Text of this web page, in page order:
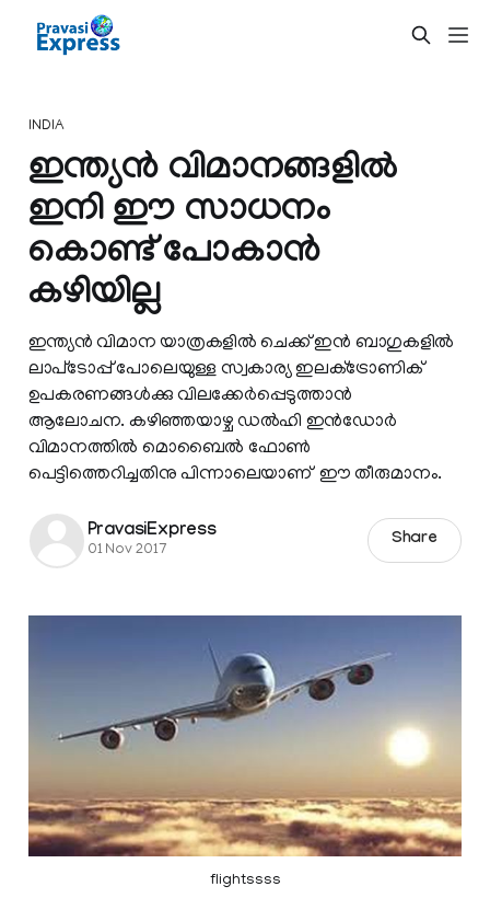
INDIA
ഇന്ത്യന്‍ വിമാനങ്ങളില്‍
ഇനി ഈ സാധനം
കൊണ്ട് പോകാന്‍
കഴിയില്ല
ഇന്ത്യന്‍ വിമാന യാത്രകളില്‍ ചെക്ക് ഇന്‍ ബാഗുകളില്‍
ലാപ്‌ടോപ്പ് പോലെയുള്ള സ്വകാര്യ ഇലക്‌ട്രോണിക്
ഉപകരണങ്ങള്‍ക്കു വിലക്കേര്‍പ്പെടുത്താന്‍
ആലോചന. കഴിഞ്ഞയാഴ്ച ഡല്‍ഹി ഇന്‍ഡോര്‍
വിമാനത്തില്‍ മൊബൈല്‍ ഫോണ്‍
പെട്ടിത്തെറിച്ചതിനു പിന്നാലെയാണ് ഈ തീരുമാനം.
PravasiExpress
01 Nov 2017
Share
flightssss